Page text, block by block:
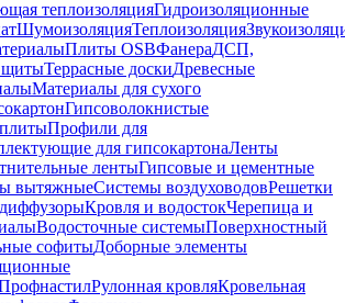
теплоизоляцияГидроизоляционные
ШумоизоляцияТеплоизоляция
Плиты OSBФанераДСП,
щитыТеррасные доскиДревесные
Материалы для сухого
Гипсоволокнистые
Профили для
для гипсокартонаЛенты
лентыГипсовые и цементные
вытяжныеСистемы воздуховодовРешетки
Кровля и водостокЧерепица и
Водосточные системыПоверхностный
софитыДоборные элементы
Рулонная кровляКровельная